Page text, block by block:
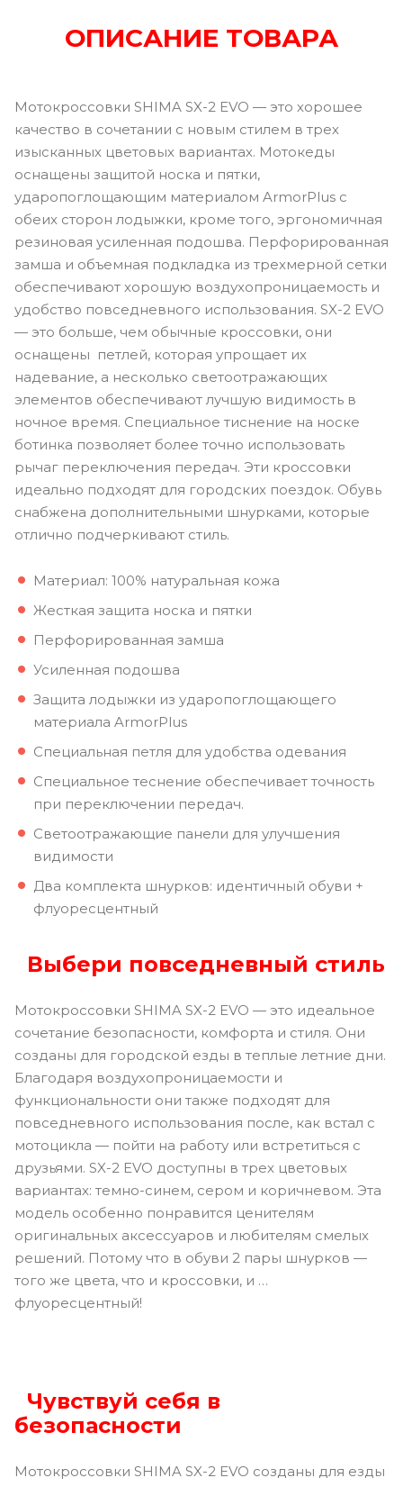
ОПИСАНИЕ ТОВАРА
Мотокроссовки SHIMA SX-2 EVO — это хорошее
качество в сочетании с новым стилем в трех
изысканных цветовых вариантах. Мотокеды
оснащены защитой носка и пятки,
ударопоглощающим материалом ArmorPlus с
обеих сторон лодыжки, кроме того, эргономичная
резиновая усиленная подошва. Перфорированная
замша и объемная подкладка из трехмерной сетки
обеспечивают хорошую воздухопроницаемость и
удобство повседневного использования. SX-2 EVO
— это больше, чем обычные кроссовки, они
оснащены петлей, которая упрощает их
надевание, а несколько светоотражающих
элементов обеспечивают лучшую видимость в
ночное время. Специальное тиснение на носке
ботинка позволяет более точно использовать
рычаг переключения передач. Эти кроссовки
идеально подходят для городских поездок. Обувь
снабжена дополнительными шнурками, которые
отлично подчеркивают стиль.
Материал: 100% натуральная кожа
Жесткая защита носка и пятки
Перфорированная замша
Усиленная подошва
Защита лодыжки из ударопоглощающего
материала ArmorPlus
Специальная петля для удобства одевания
Специальное теснение обеспечивает точность
при переключении передач.
Светоотражающие панели для улучшения
видимости
Два комплекта шнурков: идентичный обуви +
флуоресцентный
Выбери повседневный стиль
Мотокроссовки SHIMA SX-2 EVO — это идеальное
сочетание безопасности, комфорта и стиля. Они
созданы для городской езды в теплые летние дни.
Благодаря воздухопроницаемости и
функциональности они также подходят для
повседневного использования после, как встал с
мотоцикла — пойти на работу или встретиться с
друзьями. SX-2 EVO доступны в трех цветовых
вариантах: темно-синем, сером и коричневом. Эта
модель особенно понравится ценителям
оригинальных аксессуаров и любителям смелых
решений. Потому что в обуви 2 пары шнурков —
того же цвета, что и кроссовки, и …
флуоресцентный!
Чувствуй себя в
безопасности
Мотокроссовки SHIMA SX-2 EVO созданы для езды